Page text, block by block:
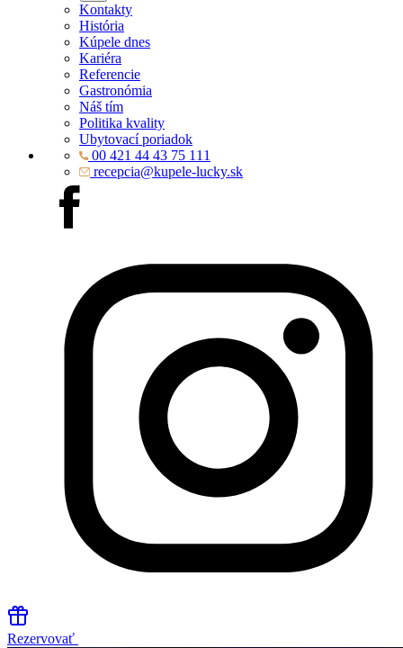
Kontakty
História
Kúpele dnes
Kariéra
Referencie
Gastronómia
Náš tím
Politika kvality
Ubytovací poriadok
00 421 44 43 75 111
recepcia@kupele-lucky.sk
Rezervovať